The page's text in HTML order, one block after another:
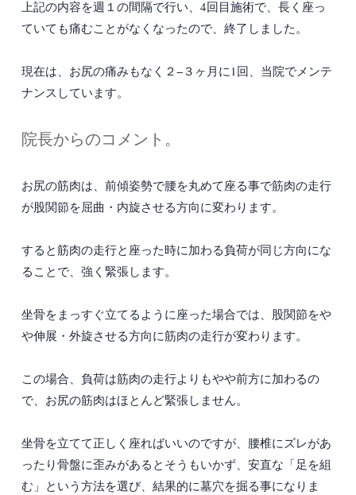
上記の内容を週１の間隔で行い、4回目施術で、長く座っ
ていても痛むことがなくなったので、終了しました。
現在は、お尻の痛みもなく２−３ヶ月に1回、当院でメンテ
ナンスしています。
院長からのコメント。
お尻の筋肉は、前傾姿勢で腰を丸めて座る事で筋肉の走行
が股関節を屈曲・内旋させる方向に変わります。
すると筋肉の走行と座った時に加わる負荷が同じ方向にな
ることで、強く緊張します。
坐骨をまっすぐ立てるように座った場合では、股関節をや
や伸展・外旋させる方向に筋肉の走行が変わります。
この場合、負荷は筋肉の走行よりもやや前方に加わるの
で、お尻の筋肉はほとんど緊張しません。
坐骨を立てて正しく座ればいいのですが、腰椎にズレがあ
ったり骨盤に歪みがあるとそうもいかず、安直な「足を組
む」という方法を選び、結果的に墓穴を掘る事になりま